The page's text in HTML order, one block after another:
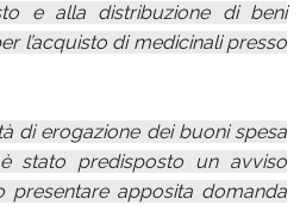
e alla distribuzione di beni
l’acquisto di medicinali presso
di erogazione dei buoni spesa
stato predisposto un avviso
presentare apposita domanda